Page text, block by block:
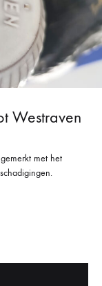
Westraven
met het